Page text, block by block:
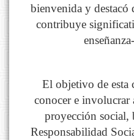
bienvenida y destacó
contribuye
El objetivo de esta
conocer e involucrar
proyección social,
Responsabilidad